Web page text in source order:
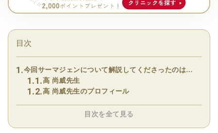
目次
今回サーマジェンについて解説してくださったのは…
高 尚威先生
高 尚威先生のプロフィール
目次を全て見る